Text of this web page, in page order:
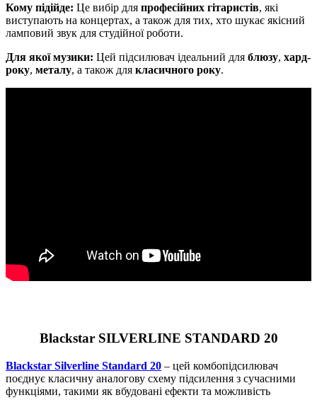
Кому підійде: Це вибір для професійних гітаристів, які
виступають на концертах, а також для тих, хто шукає якісний
ламповий звук для студійної роботи.
Для якої музики: Цей підсилювач ідеальний для блюзу, хард-
року, металу, а також для класичного року.
Blackstar SILVERLINE STANDARD 20
Blackstar Silverline Standard 20 – цей комбопідсилювач
поєднує класичну аналогову схему підсилення з сучасними
функціями, такими як вбудовані ефекти та можливість